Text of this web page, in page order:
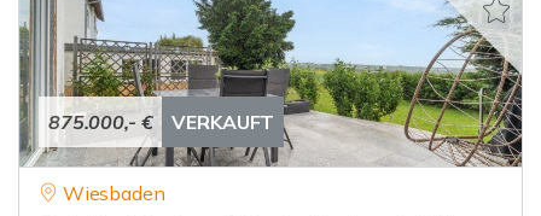
875.000,- € VERKAUFT
Wiesbaden